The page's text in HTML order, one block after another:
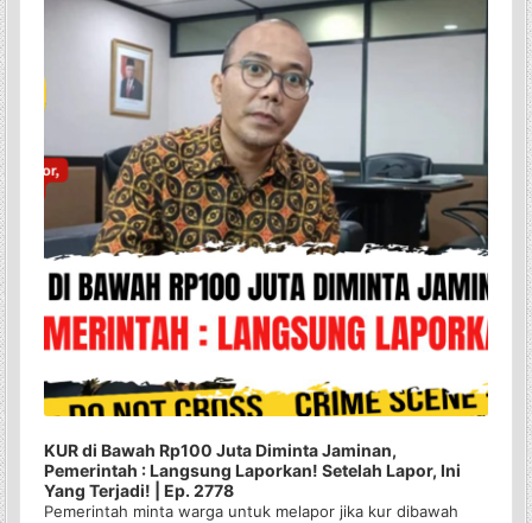
KUR di Bawah Rp100 Juta Diminta Jaminan,
Pemerintah : Langsung Laporkan! Setelah Lapor, Ini
Yang Terjadi! | Ep. 2778
Pemerintah minta warga untuk melapor jika kur dibawah